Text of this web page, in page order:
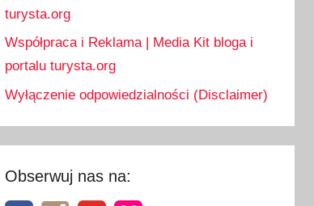
turysta.org
Współpraca i Reklama | Media Kit bloga i
portalu turysta.org
Wyłączenie odpowiedzialności (Disclaimer)
Obserwuj nas na: